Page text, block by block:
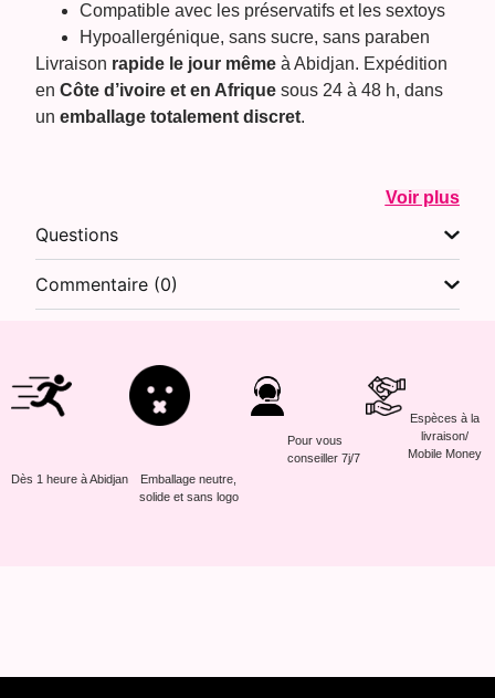
Compatible avec les préservatifs et les sextoys
Hypoallergénique, sans sucre, sans paraben
Livraison rapide le jour même à Abidjan. Expédition
enCôte d’ivoire et en Afrique sous 24 à 48 h, dans
unemballage totalement discret.
Voir plus
Questions
Commentaire (0)
Dès 1 heure à Abidjan
Emballage neutre,
solide et sans logo
Pour vous
conseiller 7j/7
Espèces à la
livraison/
Mobile Money